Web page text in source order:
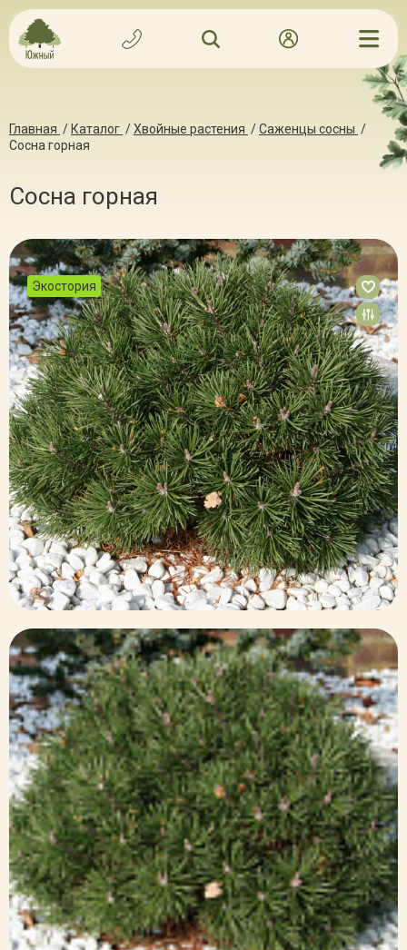
Главная / Каталог /Хвойные растения /Саженцы сосны /
Сосна горная
Сосна горная
Экостория